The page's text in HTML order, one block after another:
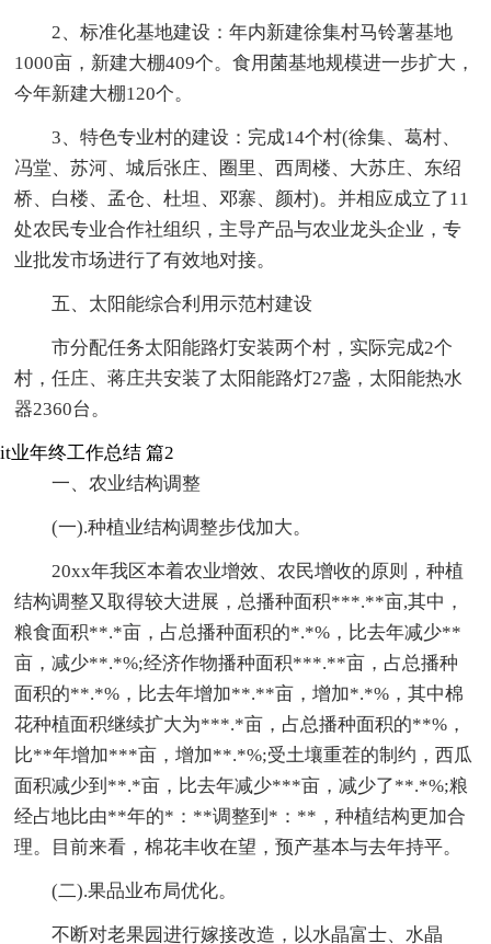
2、标准化基地建设：年内新建徐集村马铃薯基地
1000亩，新建大棚409个。食用菌基地规模进一步扩大，
今年新建大棚120个。
3、特色专业村的建设：完成14个村(徐集、葛村、
冯堂、苏河、城后张庄、圈里、西周楼、大苏庄、东绍
桥、白楼、孟仓、杜坦、邓寨、颜村)。并相应成立了11
处农民专业合作社组织，主导产品与农业龙头企业，专
业批发市场进行了有效地对接。
五、太阳能综合利用示范村建设
市分配任务太阳能路灯安装两个村，实际完成2个
村，任庄、蒋庄共安装了太阳能路灯27盏，太阳能热水
器2360台。
it业年终工作总结 篇2
一、农业结构调整
(一).种植业结构调整步伐加大。
20xx年我区本着农业增效、农民增收的原则，种植
结构调整又取得较大进展，总播种面积***.**亩,其中，
粮食面积**.*亩，占总播种面积的*.*%，比去年减少**
亩，减少**.*%;经济作物播种面积***.**亩，占总播种
面积的**.*%，比去年增加**.**亩，增加*.*%，其中棉
花种植面积继续扩大为***.*亩，占总播种面积的**%，
比**年增加***亩，增加**.*%;受土壤重茬的制约，西瓜
面积减少到**.*亩，比去年减少***亩，减少了**.*%;粮
经占地比由**年的*：**调整到*：**，种植结构更加合
理。目前来看，棉花丰收在望，预产基本与去年持平。
(二).果品业布局优化。
不断对老果园进行嫁接改造，以水晶富士、水晶